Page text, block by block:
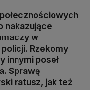
nakazujące
w
Rzekomy
innymi poseł
Sprawę
ratusz, jak też